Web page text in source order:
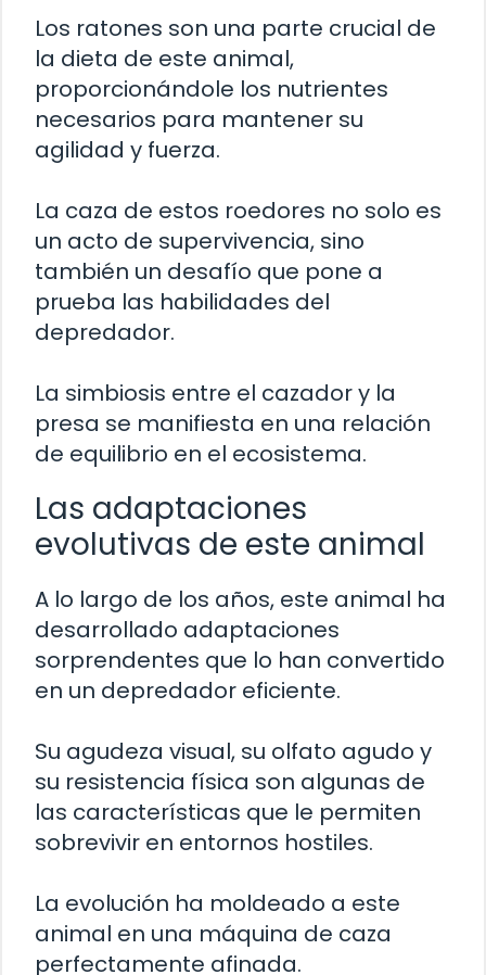
Los ratones son una parte crucial de
la dieta de este animal,
proporcionándole los nutrientes
necesarios para mantener su
agilidad y fuerza.
La caza de estos roedores no solo es
un acto de supervivencia, sino
también un desafío que pone a
prueba las habilidades del
depredador.
La simbiosis entre el cazador y la
presa se manifiesta en una relación
de equilibrio en el ecosistema.
Las adaptaciones
evolutivas de este animal
A lo largo de los años, este animal ha
desarrollado adaptaciones
sorprendentes que lo han convertido
en un depredador eficiente.
Su agudeza visual, su olfato agudo y
su resistencia física son algunas de
las características que le permiten
sobrevivir en entornos hostiles.
La evolución ha moldeado a este
animal en una máquina de caza
perfectamente afinada.